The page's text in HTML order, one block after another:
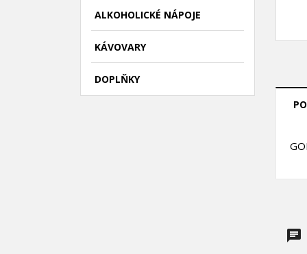
ALKOHOLICKÉ NÁPOJE
KÁVOVARY
DOPLŇKY